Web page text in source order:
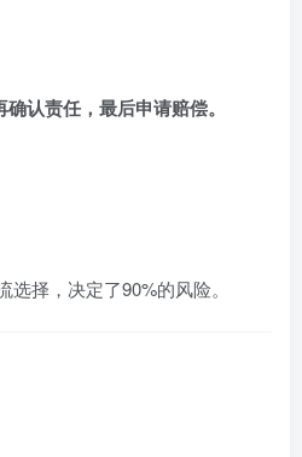
认责任，最后申请赔偿。
择，决定了90%的风险。